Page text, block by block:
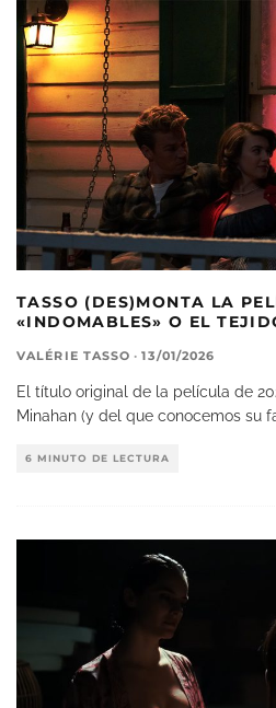
TASSO (DES)MONTA LA
«INDOMABLES» O EL
VALÉRIE TASSO · 13/01/2026
El título original de la película de
Minahan (y del que conocemos su
6 MINUTO DE LECTURA